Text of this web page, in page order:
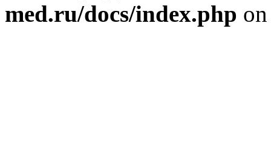
med.ru/docs/index.php